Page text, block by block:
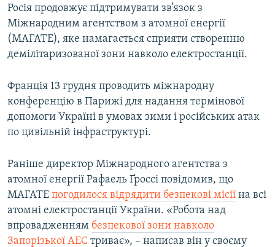
Росія продовжує підтримувати зв’язок з
Міжнародним агентством з атомної енергії
(МАГАТЕ), яке намагається сприяти створенню
демілітаризованої зони навколо електростанції.
Франція 13 грудня проводить міжнародну
конференцію в Парижі для надання термінової
допомоги Україні в умовах зими і російських атак
по цивільній інфраструктурі.
Раніше директор Міжнародного агентства з
атомної енергії Рафаель Ґроссі повідомив, що
МАГАТЕ погодилося відрядити безпекові місії на всі
атомні електростанції України. «Робота над
впровадженням безпекової зони навколо
Запорізької АЕС триває», – написав він у своєму